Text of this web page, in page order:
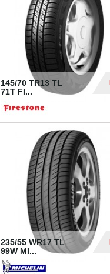
145/70 TR13 TL
71T FI...
235/55 WR17 TL
99W MI...